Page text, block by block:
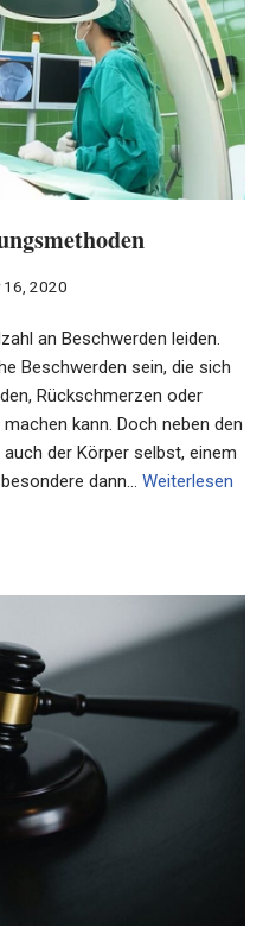
16, 2020
an Beschwerden leiden.
Beschwerden sein, die sich
Rückschmerzen oder
kann. Doch neben den
der Körper selbst, einem
dann… Weiterlesen